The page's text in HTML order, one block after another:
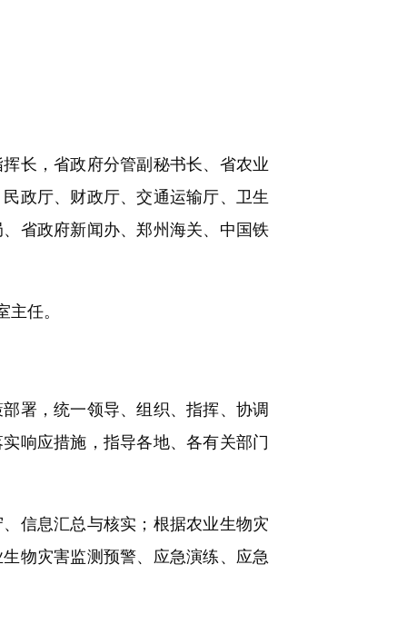
长，省政府分管副秘书长、省农业
政厅、财政厅、交通运输厅、卫生
省政府新闻办、郑州海关、中国铁
任。
署，统一领导、组织、指挥、协调
响应措施，指导各地、各有关部门
信息汇总与核实；根据农业生物灾
物灾害监测预警、应急演练、应急